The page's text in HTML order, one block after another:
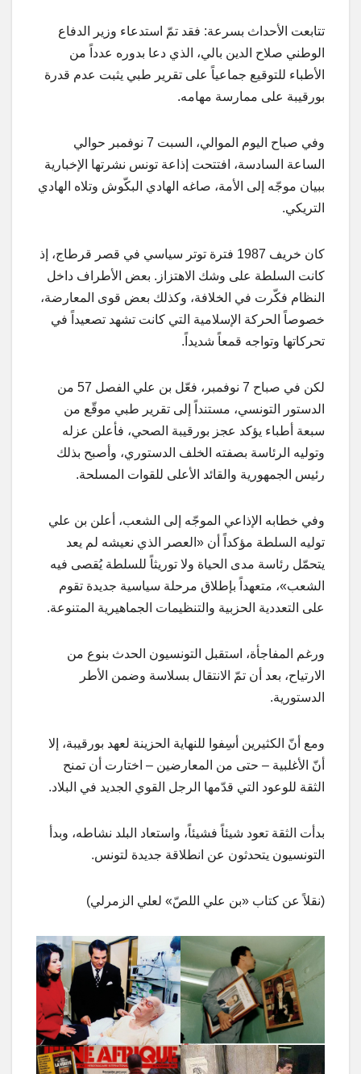
تتابعت الأحداث بسرعة: فقد تمّ استدعاء وزير الدفاع
الوطني صلاح الدين بالي، الذي دعا بدوره عدداً من
الأطباء للتوقيع جماعياً على تقرير طبي يثبت عدم قدرة
بورقيبة على ممارسة مهامه.
وفي صباح اليوم الموالي، السبت 7 نوفمبر حوالي
الساعة السادسة، افتتحت إذاعة تونس نشرتها الإخبارية
ببيان موجّه إلى الأمة، صاغه الهادي البكّوش وتلاه الهادي
التريكي.
كان خريف 1987 فترة توتر سياسي في قصر قرطاج، إذ
كانت السلطة على وشك الاهتزاز. بعض الأطراف داخل
النظام فكّرت في الخلافة، وكذلك بعض قوى المعارضة،
خصوصاً الحركة الإسلامية التي كانت تشهد تصعيداً في
تحركاتها وتواجه قمعاً شديداً.
لكن في صباح 7 نوفمبر، فعّل بن علي الفصل 57 من
الدستور التونسي، مستنداً إلى تقرير طبي موقّع من
سبعة أطباء يؤكد عجز بورقيبة الصحي، فأعلن عزله
وتوليه الرئاسة بصفته الخلف الدستوري، وأصبح بذلك
رئيس الجمهورية والقائد الأعلى للقوات المسلحة.
وفي خطابه الإذاعي الموجّه إلى الشعب، أعلن بن علي
توليه السلطة مؤكداً أن «العصر الذي نعيشه لم يعد
يتحمّل رئاسة مدى الحياة ولا توريثاً للسلطة يُقصى فيه
الشعب»، متعهداً بإطلاق مرحلة سياسية جديدة تقوم
على التعددية الحزبية والتنظيمات الجماهيرية المتنوعة.
ورغم المفاجأة، استقبل التونسيون الحدث بنوع من
الارتياح، بعد أن تمّ الانتقال بسلاسة وضمن الأطر
الدستورية.
ومع أنّ الكثيرين أسِفوا للنهاية الحزينة لعهد بورقيبة، إلا
أنّ الأغلبية – حتى من المعارضين – اختارت أن تمنح
الثقة للوعود التي قدّمها الرجل القوي الجديد في البلاد.
بدأت الثقة تعود شيئاً فشيئاً، واستعاد البلد نشاطه، وبدأ
التونسيون يتحدثون عن انطلاقة جديدة لتونس.
(نقلاً عن كتاب «بن علي اللصّ» لعلي الزمرلي)